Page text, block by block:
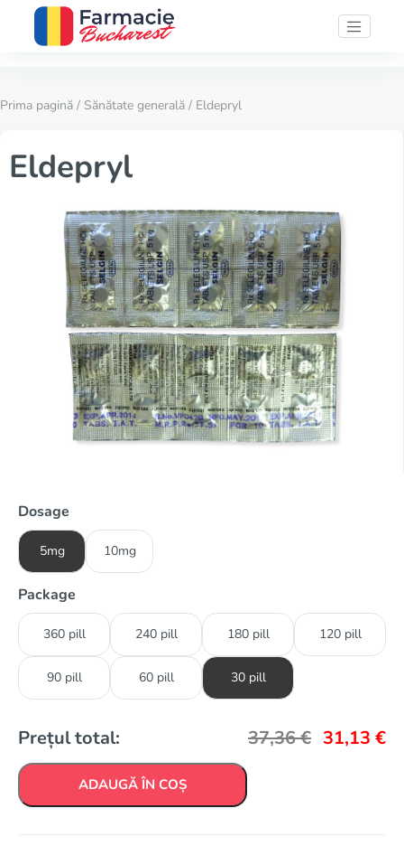
Prima pagină / Sănătate generală / Eldepryl
Eldepryl
Dosage
5mg 10mg
Package
360 pill 240 pill 180 pill 120 pill
90 pill 60 pill 30 pill
Prețul total: 37,36€ 31,13 €
ADAUGĂ ÎN COȘ